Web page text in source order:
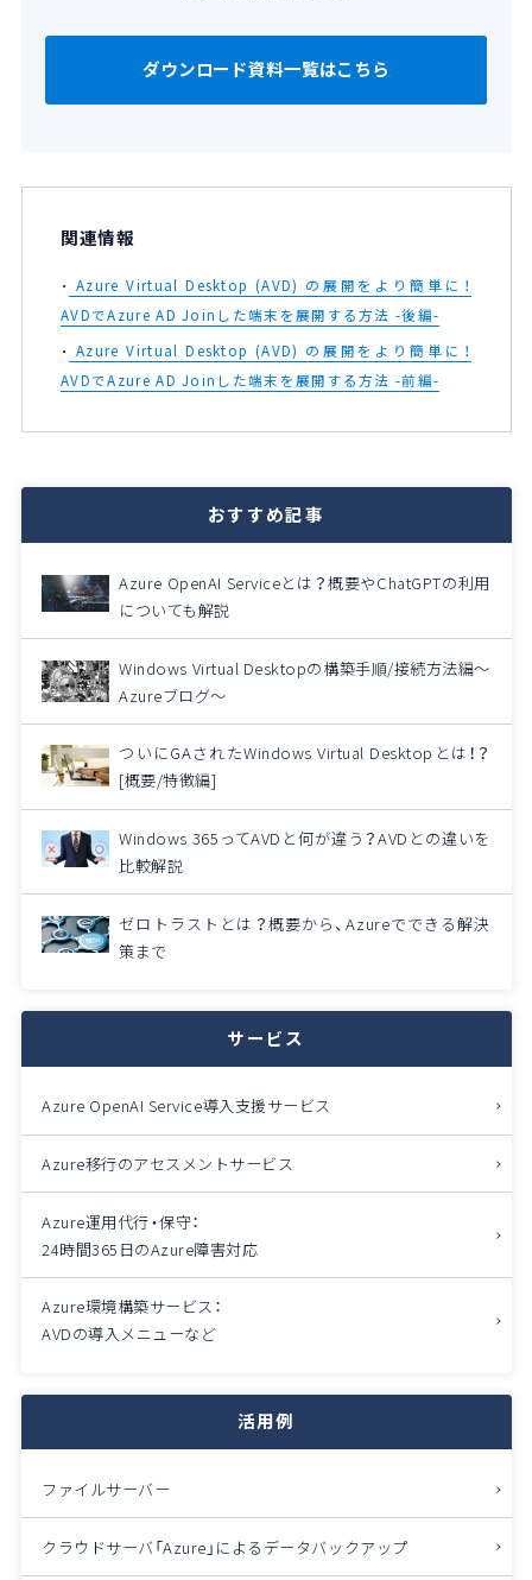
ダウンロード資料一覧はこちら
関連情報
Azure Virtual Desktop (AVD) の展開をより簡単に！
AVDでAzure AD Joinした端末を展開する方法 -後編-
Azure Virtual Desktop (AVD) の展開をより簡単に！
AVDでAzure AD Joinした端末を展開する方法 -前編-
おすすめ記事
Azure OpenAI Serviceとは？概要やChatGPTの利用
についても解説
Windows Virtual Desktopの構築手順/接続方法編～
Azureブログ～
ついにGAされたWindows Virtual Desktopとは！？
[概要/特徴編]
Windows 365ってAVDと何が違う？AVDとの違いを
比較解説
ゼロトラストとは？概要から、Azureでできる解決
策まで
サービス
Azure OpenAI Service導入支援サービス
Azure移行のアセスメントサービス
Azure運用代行・保守：
24時間365日のAzure障害対応
Azure環境構築サービス：
AVDの導入メニューなど
活用例
ファイルサーバー
クラウドサーバ「Azure」によるデータバックアップ